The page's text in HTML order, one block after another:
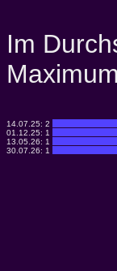
Im
14.07.25: 2
01.12.25: 1
13.05.26: 1
30.07.26: 1